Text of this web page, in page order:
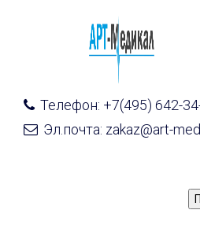
Телефон: +7(495) 642-
Эл.почта: zakaz@art-